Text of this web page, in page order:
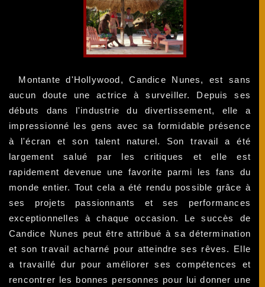
Montante d'Hollywood, Candice Nunes, est sans
aucun doute une actrice à surveiller. Depuis ses
débuts dans l'industrie du divertissement, elle a
impressionné les gens avec sa formidable présence
à l'écran et son talent naturel. Son travail a été
largement salué par les critiques et elle est
rapidement devenue une favorite parmi les fans du
monde entier. Tout cela a été rendu possible grâce à
ses projets passionnants et ses performances
exceptionnelles à chaque occasion. Le succès de
Candice Nunes peut être attribué à sa détermination
et son travail acharné pour atteindre ses rêves. Elle
a travaillé dur pour améliorer ses compétences et
rencontrer les bonnes personnes pour lui donner une